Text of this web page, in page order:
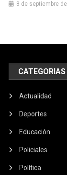
8 de septiembre
CATEGORIAS
Actualidad
Deportes
Educación
Policiales
Política